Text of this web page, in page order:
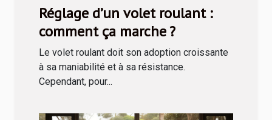
Réglage d’un volet roulant :
comment ça marche ?
Le volet roulant doit son adoption croissante
à sa maniabilité et à sa résistance.
Cependant, pour...